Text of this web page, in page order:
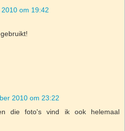
om 19:42
2010 om 23:22
die foto's vind ik ook helemaal